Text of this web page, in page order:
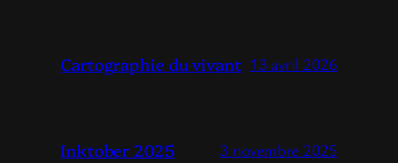
Cartographie du vivant 13 avril 2026
Inktober 2025 3 novembre 2025